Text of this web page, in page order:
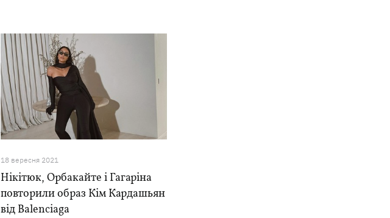
18 вересня 2021
Нікітюк, Орбакайте і Гагаріна
повторили образ Кім Кардашьян
від Balenciaga